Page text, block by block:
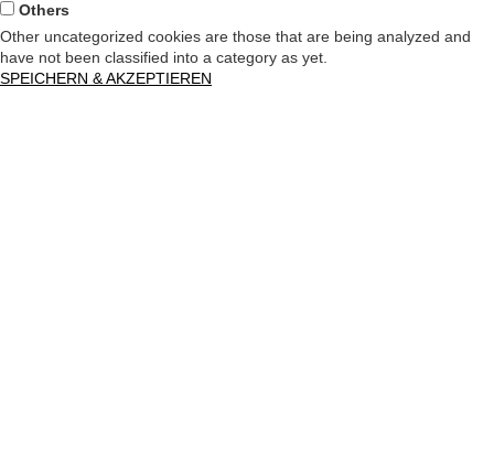
Others
Other uncategorized cookies are those that are being analyzed and
have not been classified into a category as yet.
SPEICHERN & AKZEPTIEREN